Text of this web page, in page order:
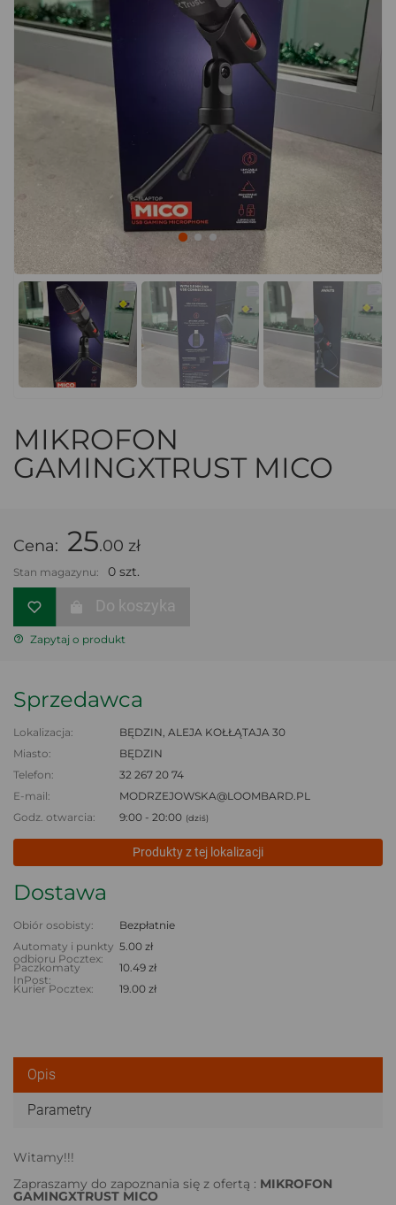
MIKROFON
GAMINGXTRUST MICO
Cena: 25.00 zł
Stan magazynu: 0 szt.
Do koszyka
Zapytaj o produkt
Sprzedawca
Lokalizacja:
BĘDZIN, ALEJA KOŁŁĄTAJA 30
Miasto:
BĘDZIN
Telefon:
32 267 20 74
E-mail:
MODRZEJOWSKA@LOOMBARD.PL
Godz. otwarcia:
9:00 - 20:00 (dziś)
Produkty z tej lokalizacji
Dostawa
Obiór osobisty:
Bezpłatnie
Automaty i punkty
odbioru Pocztex:
5.00 zł
Paczkomaty
InPost:
10.49 zł
Kurier Pocztex:
19.00 zł
Opis
Parametry
Witamy!!!
Zapraszamy do zapoznania się z ofertą : MIKROFON
GAMINGXTRUST MICO